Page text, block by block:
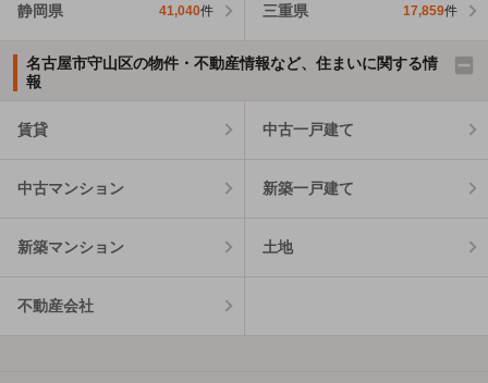
静岡県 41,040件 三重県 17,859件
名古屋市守山区の物件・不動産情報など、住まいに関する情
報
賃貸 中古一戸建て
中古マンション 新築一戸建て
新築マンション 土地
不動産会社